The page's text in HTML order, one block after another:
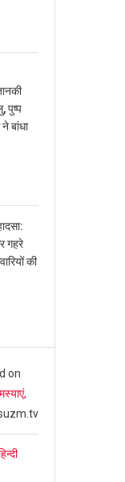
पुष्प
बांधा
गहरे
की
on